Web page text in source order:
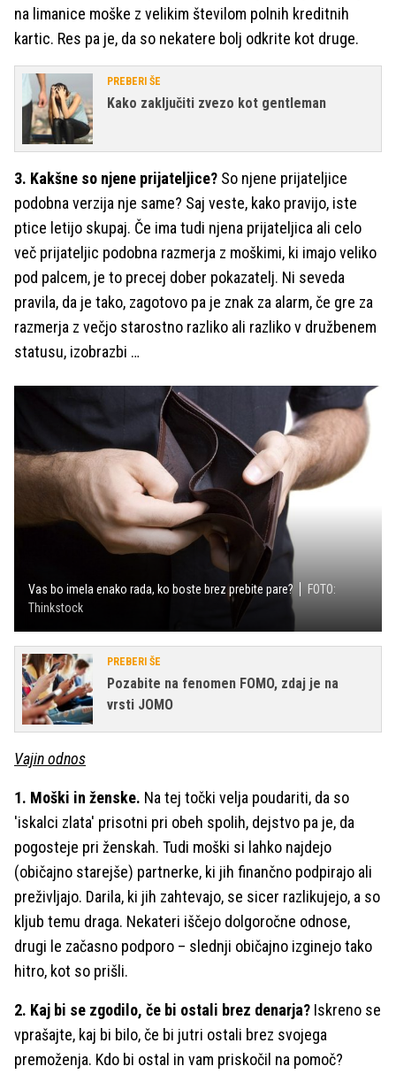
na limanice moške z velikim številom polnih kreditnih
kartic. Res pa je, da so nekatere bolj odkrite kot druge.
PREBERI ŠE
Kako zaključiti zvezo kot gentleman
3. Kakšne so njene prijateljice? So njene prijateljice
podobna verzija nje same? Saj veste, kako pravijo, iste
ptice letijo skupaj. Če ima tudi njena prijateljica ali celo
več prijateljic podobna razmerja z moškimi, ki imajo veliko
pod palcem, je to precej dober pokazatelj. Ni seveda
pravila, da je tako, zagotovo pa je znak za alarm, če gre za
razmerja z večjo starostno razliko ali razliko v družbenem
statusu, izobrazbi …
Vas bo imela enako rada, ko boste brez prebite pare?
FOTO:
Thinkstock
PREBERI ŠE
Pozabite na fenomen FOMO, zdaj je na
vrsti JOMO
Vajin odnos
1. Moški in ženske. Na tej točki velja poudariti, da so
'iskalci zlata' prisotni pri obeh spolih, dejstvo pa je, da
pogosteje pri ženskah. Tudi moški si lahko najdejo
(običajno starejše) partnerke, ki jih finančno podpirajo ali
preživljajo. Darila, ki jih zahtevajo, se sicer razlikujejo, a so
kljub temu draga. Nekateri iščejo dolgoročne odnose,
drugi le začasno podporo – slednji običajno izginejo tako
hitro, kot so prišli.
2. Kaj bi se zgodilo, če bi ostali brez denarja? Iskreno se
vprašajte, kaj bi bilo, če bi jutri ostali brez svojega
premoženja. Kdo bi ostal in vam priskočil na pomoč?